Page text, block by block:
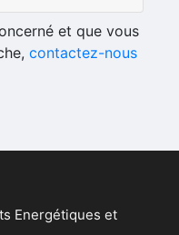
et que vous
contactez-nous
Energétiques et